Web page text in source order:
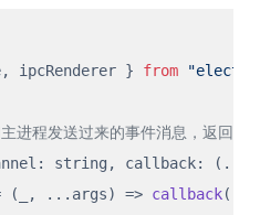
ipcRenderer } from
程发送过来的事件消息，返回值
string, callback:
( _, ...args) => callback